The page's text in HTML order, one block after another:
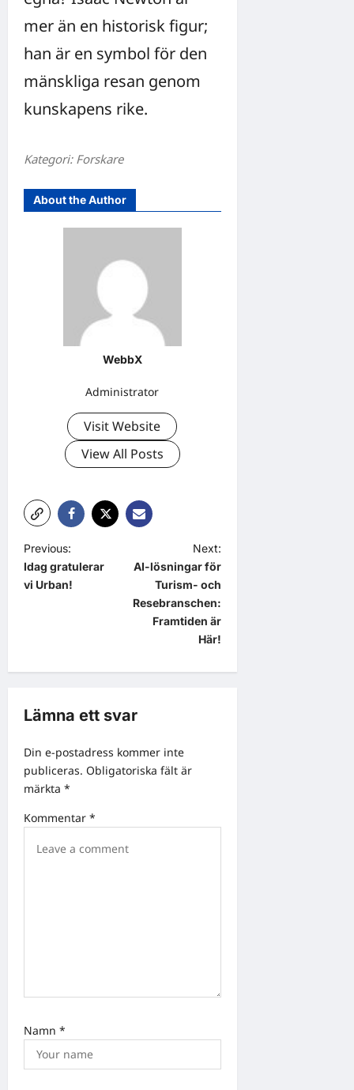
mer än en historisk figur;
han är en symbol för den
mänskliga resan genom
kunskapens rike.
Kategori: Forskare
About the Author
WebbX
Administrator
Visit Website
View All Posts
P
o
a
i
g
a
t
i
Previous:
Idag gratulerar
vi Urban!
Next:
AI-lösningar för
Turism- och
Resebranschen:
Framtiden är
Här!
Lämna ett svar
Din e-postadress kommer inte
publiceras. Obligatoriska fält är
märkta *
Kommentar *
Namn *